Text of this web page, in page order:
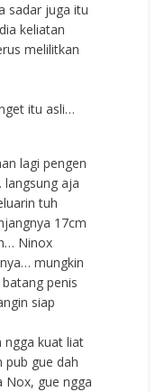
sadar juga itu
keliatan
melilitkan
itu asli…
lagi pengen
aja
tuh
17cm
Ninox
mungkin
penis
siap
ngga kuat liat
pub gue dah
gue ngga